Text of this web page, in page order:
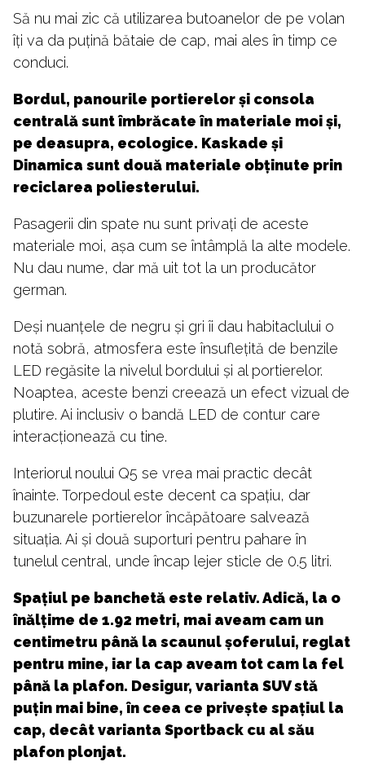
Să nu mai zic că utilizarea butoanelor de pe volan
îți va da puțină bătaie de cap, mai ales în timp ce
conduci.
Bordul, panourile portierelor și consola
centrală sunt îmbrăcate în materiale moi și,
pe deasupra, ecologice. Kaskade și
Dinamica sunt două materiale obținute prin
reciclarea poliesterului.
Pasagerii din spate nu sunt privați de aceste
materiale moi, așa cum se întâmplă la alte modele.
Nu dau nume, dar mă uit tot la un producător
german.
Deși nuanțele de negru și gri îi dau habitaclului o
notă sobră, atmosfera este însuflețită de benzile
LED regăsite la nivelul bordului și al portierelor.
Noaptea, aceste benzi creează un efect vizual de
plutire. Ai inclusiv o bandă LED de contur care
interacționează cu tine.
Interiorul noului Q5 se vrea mai practic decât
înainte. Torpedoul este decent ca spațiu, dar
buzunarele portierelor încăpătoare salvează
situația. Ai și două suporturi pentru pahare în
tunelul central, unde încap lejer sticle de 0.5 litri.
Spațiul pe banchetă este relativ. Adică, la o
înălțime de 1.92 metri, mai aveam cam un
centimetru până la scaunul șoferului, reglat
pentru mine, iar la cap aveam tot cam la fel
până la plafon. Desigur, varianta SUV stă
puțin mai bine, în ceea ce privește spațiul la
cap, decât varianta Sportback cu al său
plafon plonjat.